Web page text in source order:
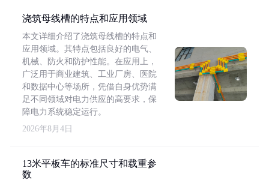
浇筑母线槽的特点和应用领域
本文详细介绍了浇筑母线槽的特点和
应用领域。其特点包括良好的电气、
机械、防火和防护性能。在应用上，
广泛用于商业建筑、工业厂房、医院
和数据中心等场所，凭借自身优势满
足不同领域对电力供应的高要求，保
障电力系统稳定运行。
2026年8月4日
13米平板车的标准尺寸和载重参
数